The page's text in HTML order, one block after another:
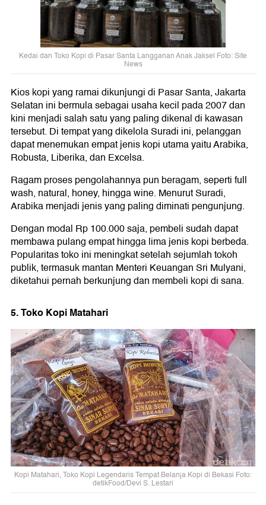
Kedai dan Toko Kopi di Pasar Santa Langganan Anak Jaksel Foto: Site
News
Kios kopi yang ramai dikunjungi di Pasar Santa, Jakarta
Selatan ini bermula sebagai usaha kecil pada 2007 dan
kini menjadi salah satu yang paling dikenal di kawasan
tersebut. Di tempat yang dikelola Suradi ini, pelanggan
dapat menemukan empat jenis kopi utama yaitu Arabika,
Robusta, Liberika, dan Excelsa.
Ragam proses pengolahannya pun beragam, seperti full
wash, natural, honey, hingga wine. Menurut Suradi,
Arabika menjadi jenis yang paling diminati pengunjung.
Dengan modal Rp 100.000 saja, pembeli sudah dapat
membawa pulang empat hingga lima jenis kopi berbeda.
Popularitas toko ini meningkat setelah sejumlah tokoh
publik, termasuk mantan Menteri Keuangan Sri Mulyani,
diketahui pernah berkunjung dan membeli kopi di sana.
5. Toko Kopi Matahari
Kopi Matahari, Toko Kopi Legendaris Tempat Belanja Kopi di Bekasi Foto:
detikFood/Devi S. Lestari